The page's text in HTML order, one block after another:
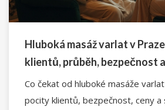
Hluboká masáž varlat v
klientů, průběh, bezpečnost
Co čekat od hluboké masáže
pocity klientů, bezpečnost, ceny a